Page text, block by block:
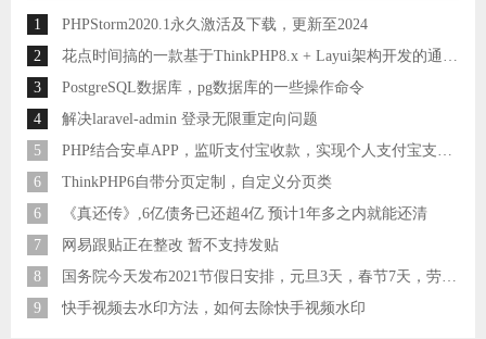
1
PHPStorm2020.1永久激活及下载，更新至2024
2
3
PostgreSQL数据库，pg数据库的一些操作命令
4
解决laravel-admin 登录无限重定向问题
5
6
ThinkPHP6自带分页定制，自定义分页类
6
《真还传》,6亿债务已还超4亿 预计1年多之内就能还清
7
网易跟贴正在整改 暂不支持发贴
8
国务院今天发布2021节假日安排，元旦3天，春节7天，劳动节5天
9
快手视频去水印方法，如何去除快手视频水印